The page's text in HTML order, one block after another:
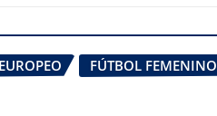
FÚTBOL FEMENINO